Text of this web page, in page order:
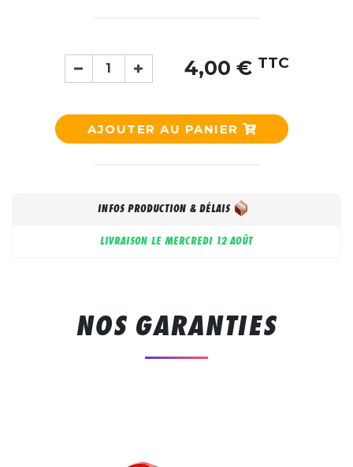
4,00 € TTC
AJOUTER AU PANIER
INFOS PRODUCTION & DÉLAIS
LIVRAISON LE MERCREDI 12 AOÛT
NOS GARANTIES